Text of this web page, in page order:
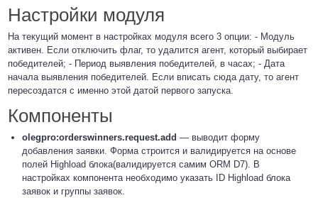
Настройки модуля
На текущий момент в настройках модуля всего 3 опции: - Модуль
активен. Если отключить флаг, то удалится агент, который выбирает
победителей; - Период выявления победителей, в часах; - Дата
начала выявления победителей. Если вписать сюда дату, то агент
пересоздатся с именно этой датой первого запуска.
Компоненты
olegpro:orderswinners.request.add — выводит форму
добавления заявки. Форма строится и валидируется на основе
полей Highload блока(валидируется самим ORM D7). В
настройках компонента необходимо указать ID Highload блока
заявок и группы заявок.